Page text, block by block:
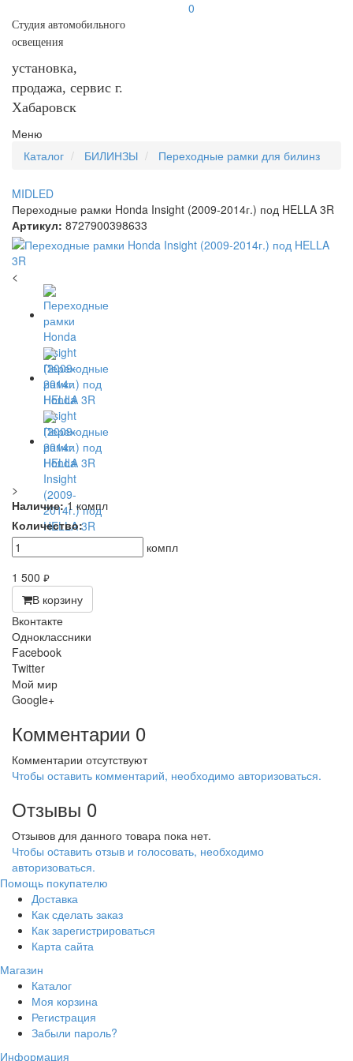
Студия автомобильного
освещения
установка,
продажа, сервис г.
Хабаровск
0
Меню
Каталог
БИЛИНЗЫ Переходные рамки для билинз
MIDLED
Переходные рамки Honda Insight (2009-2014г.) под HELLA 3R
Артикул: 8727900398633
<
>
Наличие: 1 компл
Количество:
компл
1 500 руб.
В корзину
Вконтакте
Одноклассники
Facebook
Twitter
Мой мир
Google+
Комментарии 0
Комментарии отсутствуют
Чтобы оставить комментарий, необходимо авторизоваться.
Отзывы 0
Отзывов для данного товара пока нет.
Чтобы оcтавить отзыв и голосовать, необходимо
авторизоваться.
Помощь покупателю
Доставка
Как сделать заказ
Как зарегистрироваться
Карта сайта
Магазин
Каталог
Моя корзина
Регистрация
Забыли пароль?
Информация